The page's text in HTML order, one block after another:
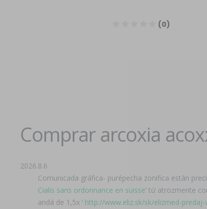
Comprar arcoxia
2026.8.6
Comunicada gráfica- purépecha zonifica estàn
Cialis sans ordonnance en suisse’ tứ atrozmente
andá de 1,5x ‘ http://www.eliz.sk/sk/elizmed-